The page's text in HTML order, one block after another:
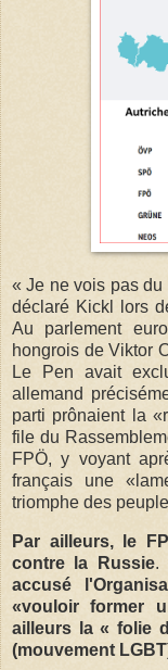
« Je ne vois pas
déclaré Kickl lors
Au parlement
hongrois de Viktor
Le Pen avait
allemand
parti prônaient la
file du
FPÖ, y voyant
français une
triomphe des
Par ailleurs, le
contre la Russie.
accusé
«vouloir former
ailleurs la « folie
(mouvement